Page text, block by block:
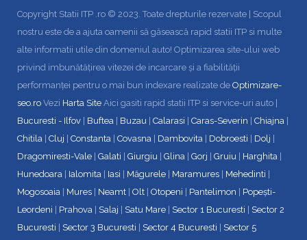
Copyright Statii ITP .ro © 2023. Toate drepturile rezervate | Scopul
nostru este de a ajuta oamenii să găsească rapid statii ITP si multe
alte informatii utile din domeniul auto! Optimizarea site-ului web
privind imbunătățirea vitezei de incarcare și a fiabilității
performanței pentru o mai bun indexare realizate de Optimizare-
seo.ro Vezi Harta Site Aici gasiti rapid statii ITP si service-uri auto |
Bucuresti - Ilfov
Buftea Buzau Calarasi Caras-Severin Chiajna
Chitila Cluj Constanta Covasna Dambovita Dobroesti Dolj
Dragomiresti-Vale Galati Giurgiu Glina Gorj Gruiu Harghita
Hunedoara
Ialomita Iasi Măgurele Maramures Mehedinti
Mogosoaia
Mures Neamt Olt Otopeni Pantelimon
Popești-
Leordeni
Prahova Salaj Satu Mare Sector 1 Bucuresti
Sector 2
Bucuresti
Sector 3 Bucuresti Sector 4 Bucuresti Sector 5